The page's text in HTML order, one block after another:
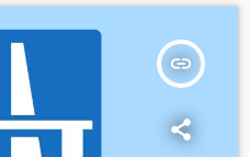
insert_link